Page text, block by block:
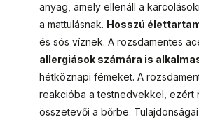
anyag, amely ellenáll a
a mattulásnak. Hosszú
és sós víznek. A rozsdamentes
allergiások számára is
hétköznapi fémeket. A
reakcióba a testnedvekkel, ezért
összetevői a bőrbe. Tulajdonságai